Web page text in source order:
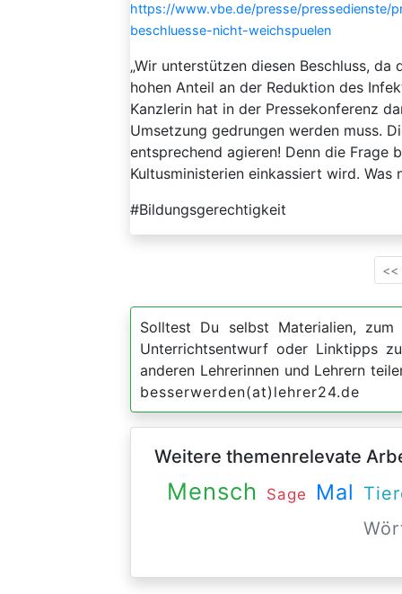
https://www.vbe.de/presse/pressedienste/
beschluesse-nicht-weichspuelen
„Wir unterstützen diesen Beschluss,
hohen Anteil an der Reduktion des
Kanzlerin hat in der Pressekonferenz
Umsetzung gedrungen werden muss.
entsprechend agieren! Denn die Frage
Kultusministerien einkassiert wird. Was
#Bildungsgerechtigkeit
<<
Solltest Du selbst Materialien,
Unterrichtsentwurf oder Linktipps
anderen Lehrerinnen und Lehrern
besserwerden(at)lehrer24.de
Weitere themenrelevate
Mensch Sage Mal